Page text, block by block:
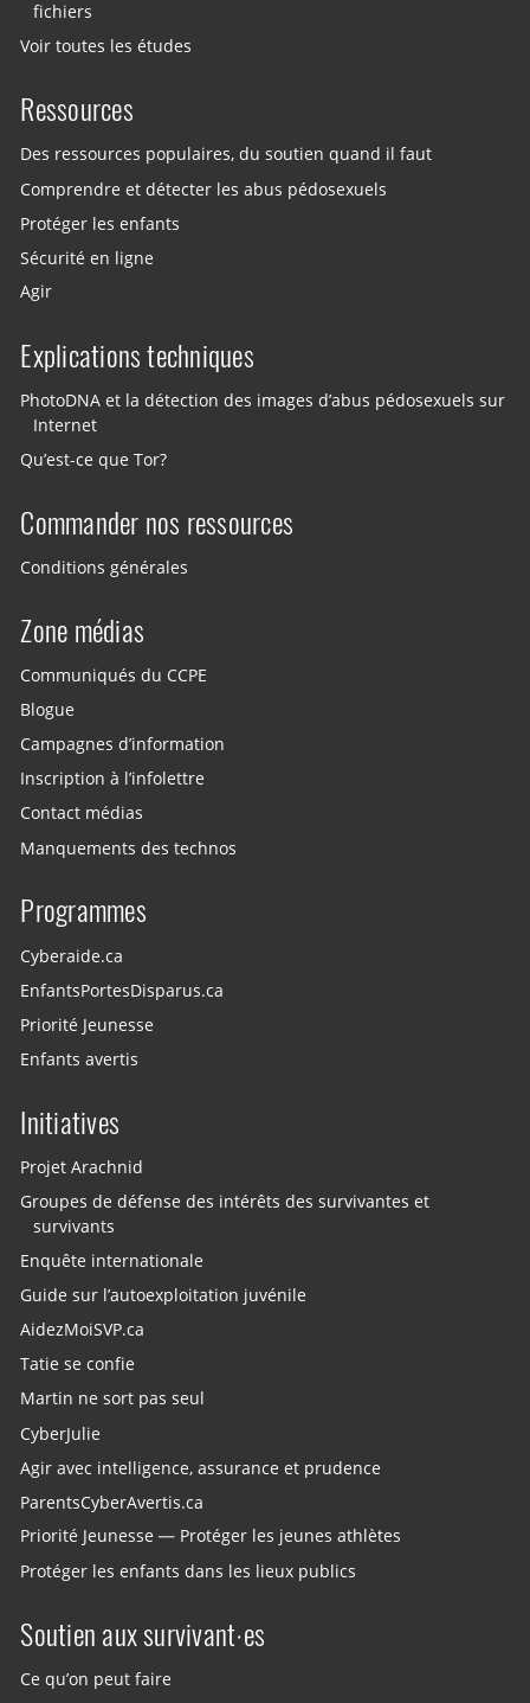
fichiers
Voir toutes les études
Ressources
Des ressources populaires, du soutien quand il faut
Comprendre et détecter les abus pédosexuels
Protéger les enfants
Sécurité en ligne
Agir
Explications techniques
PhotoDNA et la détection des images d’abus pédosexuels sur
Internet
Qu’est-ce que Tor?
Commander nos ressources
Conditions générales
Zone médias
Communiqués du CCPE
Blogue
Campagnes d’information
Inscription à l’infolettre
Contact médias
Manquements des technos
Programmes
Cyberaide.ca
EnfantsPortesDisparus.ca
Priorité Jeunesse
Enfants avertis
Initiatives
Projet Arachnid
Groupes de défense des intérêts des survivantes et
survivants
Enquête internationale
Guide sur l’autoexploitation juvénile
AidezMoiSVP.ca
Tatie se confie
Martin ne sort pas seul
CyberJulie
Agir avec intelligence, assurance et prudence
ParentsCyberAvertis.ca
Priorité Jeunesse — Protéger les jeunes athlètes
Protéger les enfants dans les lieux publics
Soutien aux survivant·es
Ce qu’on peut faire